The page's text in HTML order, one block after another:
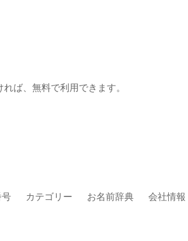
ば、無料で利用できます。
カテゴリー お名前辞典 会社情報